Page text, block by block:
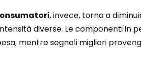
, invece, torna a
diverse. Le componenti
mentre segnali migliori